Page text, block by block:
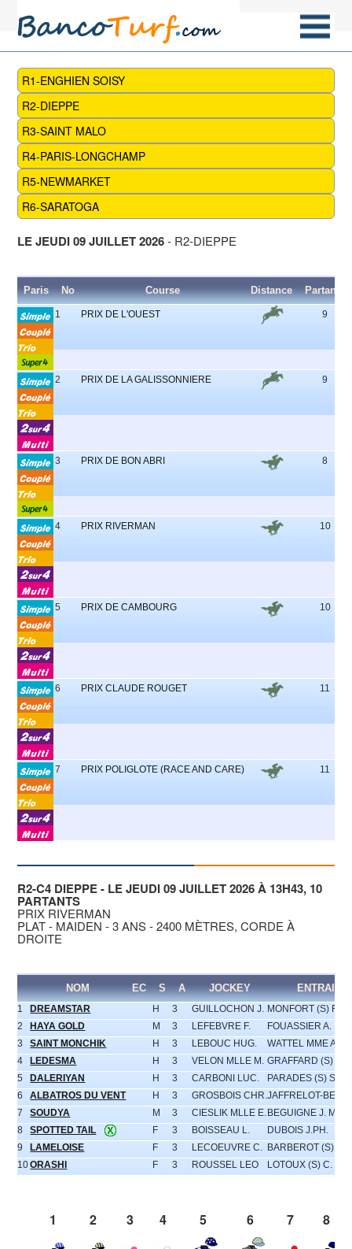
R1-ENGHIEN SOISY
R2-DIEPPE
R3-SAINT MALO
R4-PARIS-LONGCHAMP
R5-NEWMARKET
R6-SARATOGA
LE JEUDI 09 JUILLET 2026- R2-DIEPPE
Paris No Course Distance Partants
1 PRIX DE L'OUEST 9
2 PRIX DE LA GALISSONNIERE 9
3 PRIX DE BON ABRI 8
4 PRIX RIVERMAN 10
5 PRIX DE CAMBOURG 10
6 PRIX CLAUDE ROUGET 11
7 PRIX POLIGLOTE (RACE AND CARE) 11
R2-C4 DIEPPE - LE JEUDI 09 JUILLET 2026 À 13H43, 10
PARTANTS
PRIX RIVERMAN
PLAT - MAIDEN - 3 ANS - 2400 MÈTRES, CORDE À
DROITE
NOM EC S A JOCKEY
1 DREAMSTAR H 3 GUILLOCHON J. MONFORT (S) FR.
2
HAYA GOLD M 3 LEFEBVRE F.
FOUASSIER A.
3
SAINT MONCHIK H 3 LEBOUC HUG.
WATTEL MME A.
4
LEDESMA H 3 VELON MLLE M. GRAFFARD (S) FH.
5
DALERIYAN H 3 CARBONI LUC.
PARADES (S) S.
6
ALBATROS DU VENT H 3 GROSBOIS CHR.JAFFRELOT-
7
SOUDYA M 3 CIESLIK MLLE E. BEGUIGNE J. M.
8
SPOTTED TAIL F 3 BOISSEAU L.
DUBOIS J.PH.
9
LAMELOISE F 3 LECOEUVRE C. BARBEROT (S) Y.
10ORASHI F 3 ROUSSEL LEO LOTOUX (S) C.
1 2 3 4 5 6 7 8